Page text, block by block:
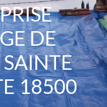
DE
18500